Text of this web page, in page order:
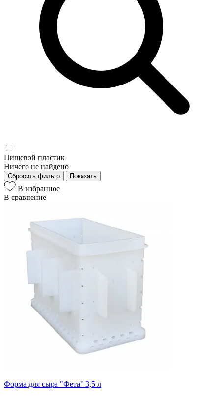
Пищевой пластик
Ничего не найдено
Сбросить фильтр Показать
В избранное
В сравнение
Форма для сыра "Фета" 3,5 л